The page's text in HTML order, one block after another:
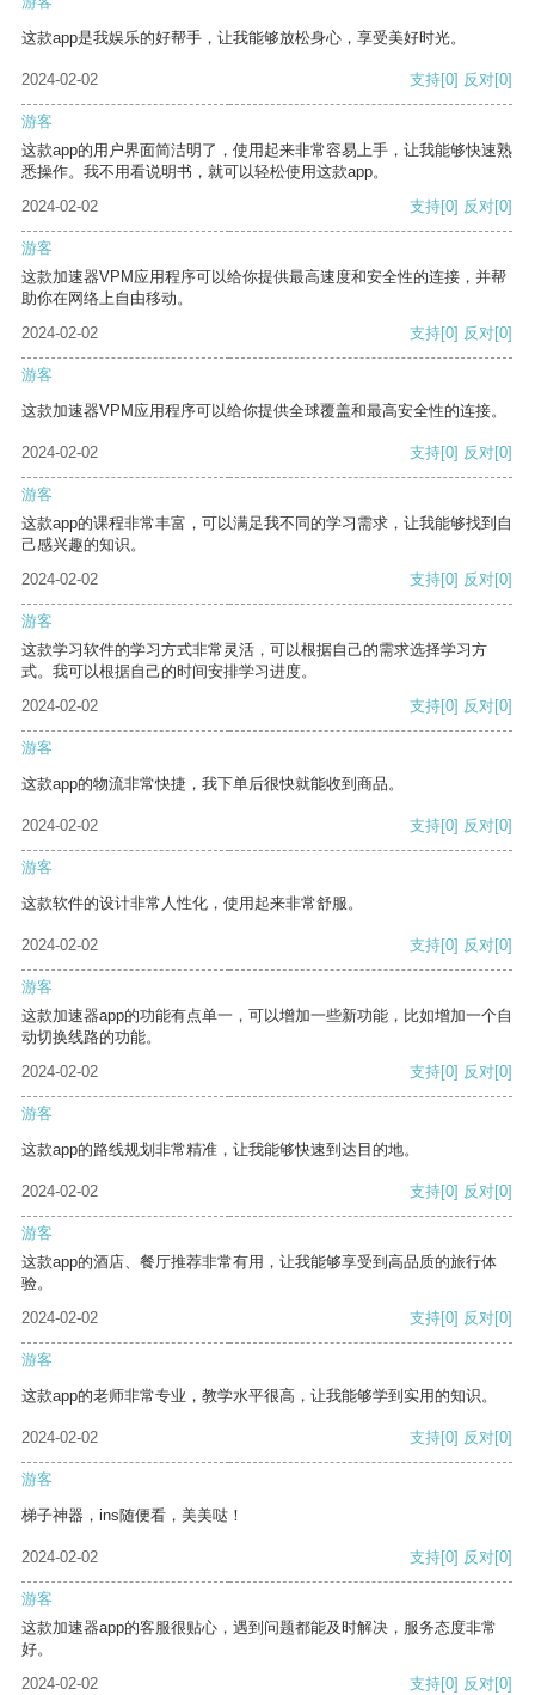
这款app是我娱乐的好帮手，让我能够放松身心，享受美好时光。
2024-02-02 支持[0] 反对[0]
游客
这款app的用户界面简洁明了，使用起来非常容易上手，让我能够快速熟
悉操作。我不用看说明书，就可以轻松使用这款app。
2024-02-02
支持[0] 反对[0]
游客
这款加速器VPM应用程序可以给你提供最高速度和安全性的连接，并帮
助你在网络上自由移动。
2024-02-02
支持[0] 反对[0]
游客
这款加速器VPM应用程序可以给你提供全球覆盖和最高安全性的连接。
2024-02-02 支持[0] 反对[0]
游客
这款app的课程非常丰富，可以满足我不同的学习需求，让我能够找到自
己感兴趣的知识。
2024-02-02
支持[0] 反对[0]
游客
这款学习软件的学习方式非常灵活，可以根据自己的需求选择学习方
式。我可以根据自己的时间安排学习进度。
2024-02-02
支持[0] 反对[0]
游客
这款app的物流非常快捷，我下单后很快就能收到商品。
2024-02-02 支持[0] 反对[0]
游客
这款软件的设计非常人性化，使用起来非常舒服。
2024-02-02 支持[0] 反对[0]
游客
这款加速器app的功能有点单一，可以增加一些新功能，比如增加一个自
动切换线路的功能。
2024-02-02
支持[0] 反对[0]
游客
这款app的路线规划非常精准，让我能够快速到达目的地。
2024-02-02 支持[0] 反对[0]
游客
这款app的酒店、餐厅推荐非常有用，让我能够享受到高品质的旅行体
验。
2024-02-02
支持[0] 反对[0]
游客
这款app的老师非常专业，教学水平很高，让我能够学到实用的知识。
2024-02-02 支持[0] 反对[0]
游客
梯子神器，ins随便看，美美哒！
2024-02-02 支持[0] 反对[0]
游客
这款加速器app的客服很贴心，遇到问题都能及时解决，服务态度非常
好。
2024-02-02
支持[0] 反对[0]